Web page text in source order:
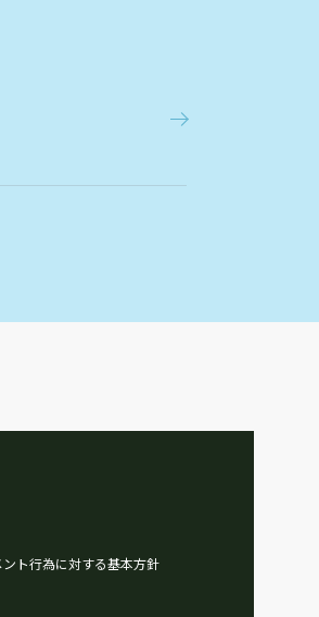
ト行為に対する基本方針